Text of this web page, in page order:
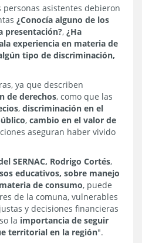
personas asistentes debieron
¿Conocía alguno de los
presentación?, ¿Ha
experiencia en materia de
tipo de discriminación,
ya que describen
de derechos, como que las
, discriminación en el
, cambio en el valor de
aseguran haber vivido
SERNAC, Rodrigo Cortés,
educativos, sobre manejo
de consumo, puede
de la comuna, vulnerables
y decisiones financieras
la importancia de seguir
territorial en la región".